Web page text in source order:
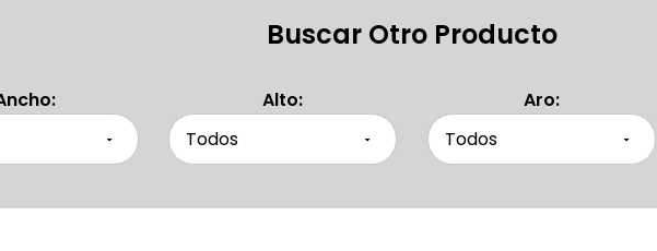
Buscar Otro Producto
Alto: Aro: